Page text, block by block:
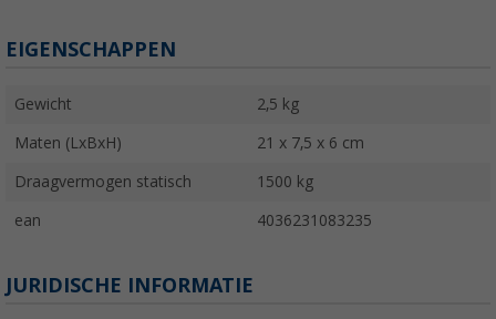
EIGENSCHAPPEN
Gewicht 2,5 kg
Maten (LxBxH) 21 x 7,5 x 6 cm
Draagvermogen statisch 1500 kg
ean 4036231083235
JURIDISCHE INFORMATIE